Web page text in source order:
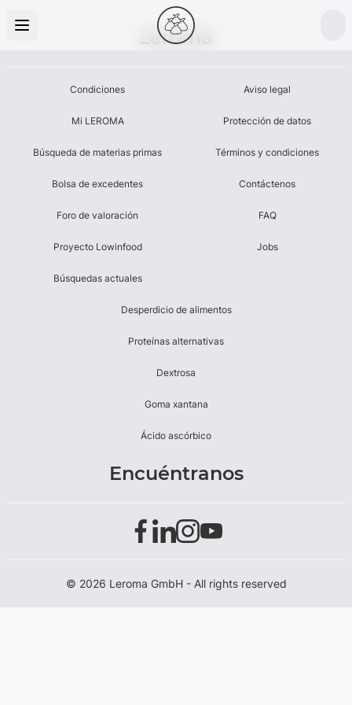
Leroma
Condiciones
Mi LEROMA
Búsqueda de materias primas
Bolsa de excedentes
Foro de valoración
Proyecto Lowinfood
Búsquedas actuales
Aviso legal
Protección de datos
Términos y condiciones
Contáctenos
FAQ
Jobs
Desperdicio de alimentos
Proteínas alternativas
Dextrosa
Goma xantana
Ácido ascórbico
Encuéntranos
© 2026 Leroma GmbH - All rights reserved